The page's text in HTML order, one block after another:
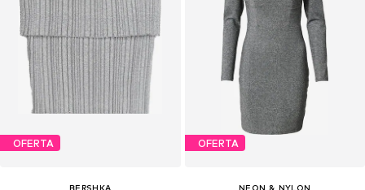
OFERTA
BERSHKA
OFERTA
NEON & NYLON